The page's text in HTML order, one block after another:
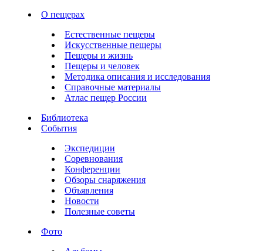
О пещерах
Естественные пещеры
Искусственные пещеры
Пещеры и жизнь
Пещеры и человек
Методика описания и исследования
Справочные материалы
Атлас пещер России
Библиотека
События
Экспедиции
Соревнования
Конференции
Обзоры снаряжения
Объявления
Новости
Полезные советы
Фото